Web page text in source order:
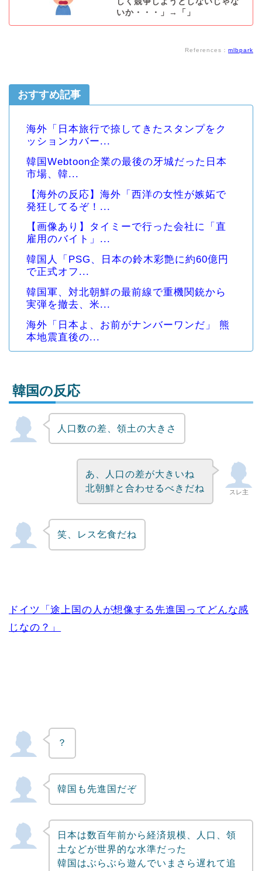
いか・・・」→「」
References： mlbpark
おすすめ記事
海外「日本旅行で捺してきたスタンプをク
ッションカバー...
韓国Webtoon企業の最後の牙城だった日本
市場、韓...
【海外の反応】海外「西洋の女性が嫉妬で
発狂してるぞ！...
【画像あり】タイミーで行った会社に「直
雇用のバイト」...
韓国人「PSG、日本の鈴木彩艶に約60億円
で正式オフ...
韓国軍、対北朝鮮の最前線で重機関銃から
実弾を撤去、米...
海外「日本よ、お前がナンバーワンだ」 熊
本地震直後の...
Powered by livedoor 相互RSS
韓国の反応
人口数の差、領土の大きさ
スレ主
あ、人口の差が大きいね
北朝鮮と合わせるべきだね
笑、レス乞食だね
ドイツ「途上国の人が想像する先進国ってどんな感
じなの？」
？
韓国も先進国だぞ
日本は数百年前から経済規模、人口、領
土などが世界的な水準だった
韓国はぶらぶら遊んでいまさら遅れて追